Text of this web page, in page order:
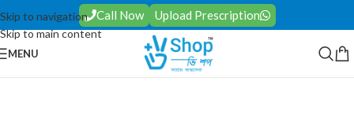
Skip to navigation
Skip to main content
Call Now Upload Prescription
MENU